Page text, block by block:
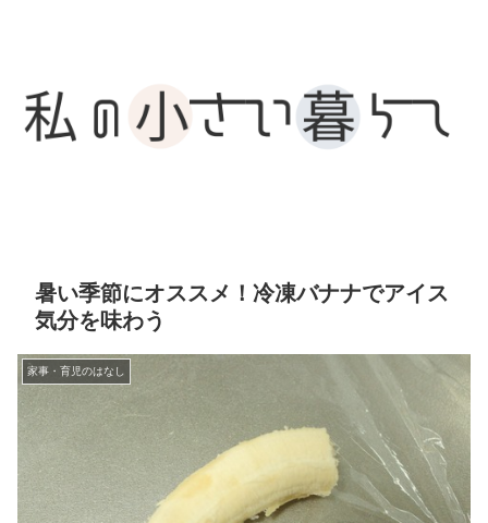
暑い季節にオススメ！冷凍バナナでアイス
気分を味わう
家事・育児のはなし